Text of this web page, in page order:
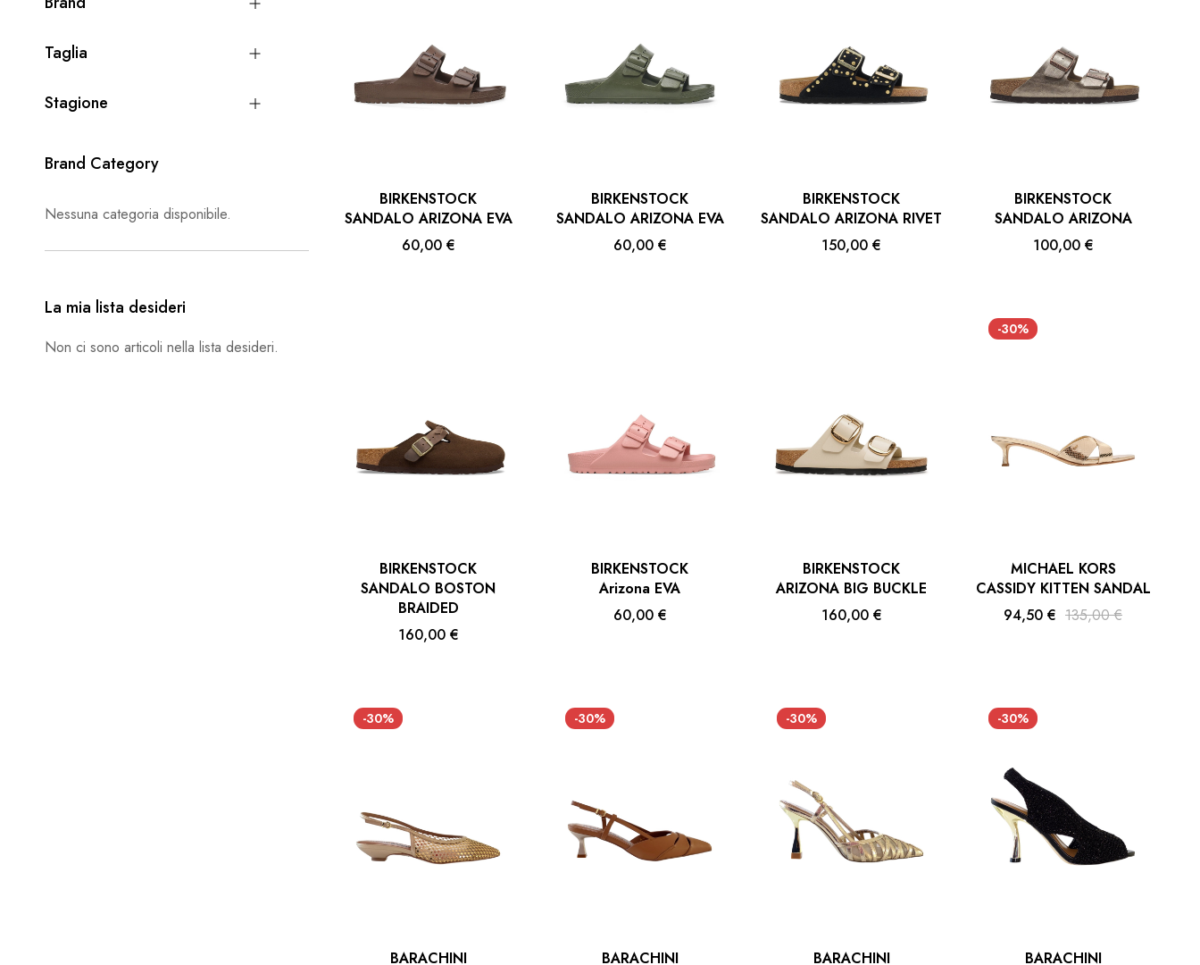
BIRKENSTOCK
SANDALO ARIZONA EVA
60,00 €
BIRKENSTOCK
SANDALO ARIZONA EVA
60,00 €
BIRKENSTOCK
SANDALO ARIZONA RIVET
150,00 €
BIRKENSTOCK
SANDALO ARIZONA
100,00 €
BIRKENSTOCK
SANDALO BOSTON
BRAIDED
160,00 €
BIRKENSTOCK
Arizona EVA
60,00 €
BIRKENSTOCK
ARIZONA BIG BUCKLE
160,00 €
-30%
MICHAEL KORS
CASSIDY KITTEN SANDAL
94,50 € 135,00 €
-30%
BARACHINI
-30%
BARACHINI
-30%
BARACHINI
-30%
BARACHINI
Taglia
Stagione
Brand Category
Nessuna categoria disponibile.
La mia lista desideri
Non ci sono articoli nella lista desideri.